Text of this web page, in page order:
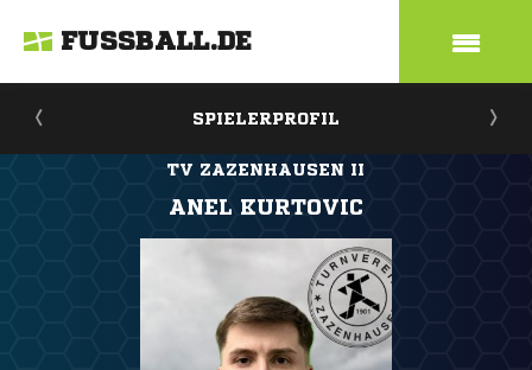
FUSSBALL.DE
SPIELERPROFIL
TV ZAZENHAUSEN II
ANEL KURTOVIC